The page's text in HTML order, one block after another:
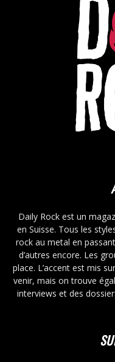
Daily Rock est un
en Suisse. Tous les
rock au metal en
d’autres encore. Les
place. L’accent est mis
venir, mais on trouve
interviews et des